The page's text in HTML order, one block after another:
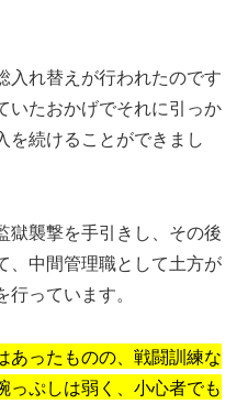
入れ替えが行われたのです
いたおかげでそれに引っか
を続けることができまし
獄襲撃を手引きし、その後
、中間管理職として土方が
っています。
あったものの、戦闘訓練な
っぷしは弱く、小心者でも